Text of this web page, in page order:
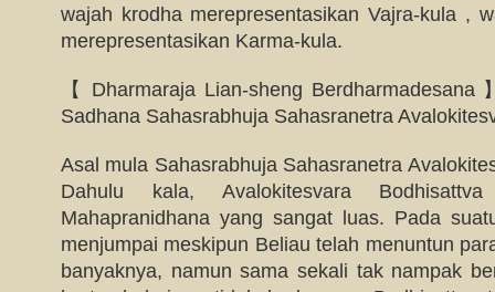
wajah krodha merepresentasikan Vajra-kula ,
merepresentasikan Karma-kula.
【 Dharmaraja Lian-sheng
Sadhana Sahasrabhuja Sahasranetra
Asal mula Sahasrabhuja Sahasranetra
Dahulu kala, Avalokitesvara
Mahapranidhana yang sangat luas. Pada
menjumpai meskipun Beliau telah menuntun
banyaknya, namun sama sekali tak nampak